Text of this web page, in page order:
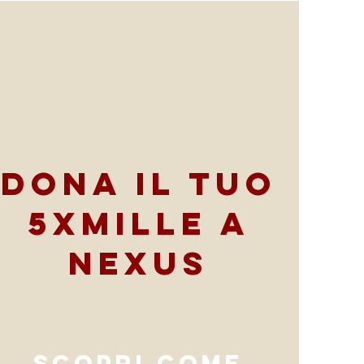
Dona il tuo
5xmille a
Nexus